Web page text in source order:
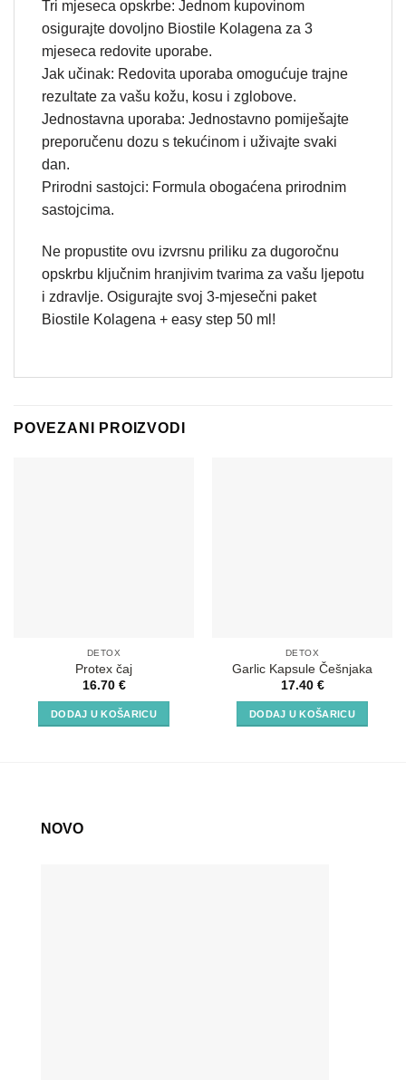
Tri mjeseca opskrbe: Jednom kupovinom
osigurajte dovoljno Biostile Kolagena za 3
mjeseca redovite uporabe.
Jak učinak: Redovita uporaba omogućuje trajne
rezultate za vašu kožu, kosu i zglobove.
Jednostavna uporaba: Jednostavno pomiješajte
preporučenu dozu s tekućinom i uživajte svaki
dan.
Prirodni sastojci: Formula obogaćena prirodnim
sastojcima.
Ne propustite ovu izvrsnu priliku za dugoročnu
opskrbu ključnim hranjivim tvarima za vašu ljepotu
i zdravlje. Osigurajte svoj 3-mjesečni paket
Biostile Kolagena + easy step 50 ml!
POVEZANI PROIZVODI
DETOX
Protex čaj
16.70 €
DODAJ U KOŠARICU
DETOX
Garlic Kapsule Češnjaka
17.40 €
DODAJ U KOŠARICU
NOVO